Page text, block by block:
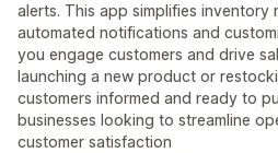
alerts. This app simplifies inventory
automated notifications and
you engage customers and drive
launching a new product or
customers informed and ready to
businesses looking to streamline
customer satisfaction